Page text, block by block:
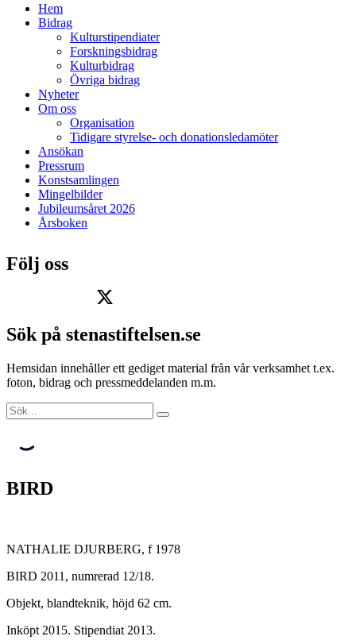
Hem
Bidrag
Kulturstipendiater
Forskningsbidrag
Kulturbidrag
Övriga bidrag
Nyheter
Om oss
Organisation
Tidigare styrelse- och donationsledamöter
Ansökan
Pressrum
Konstsamlingen
Mingelbilder
Jubileumsåret 2026
Årsboken
Följ oss
Sök på stenastiftelsen.se
Hemsidan innehåller ett gediget material från vår verksamhet t.ex.
foton, bidrag och pressmeddelanden m.m.
BIRD
NATHALIE DJURBERG, f 1978
BIRD 2011, numrerad 12/18.
Objekt, blandteknik, höjd 62 cm.
Inköpt 2015. Stipendiat 2013.